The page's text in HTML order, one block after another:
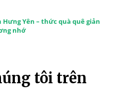
Hưng Yên – thức quà quê giản
nhớ
tôi trên